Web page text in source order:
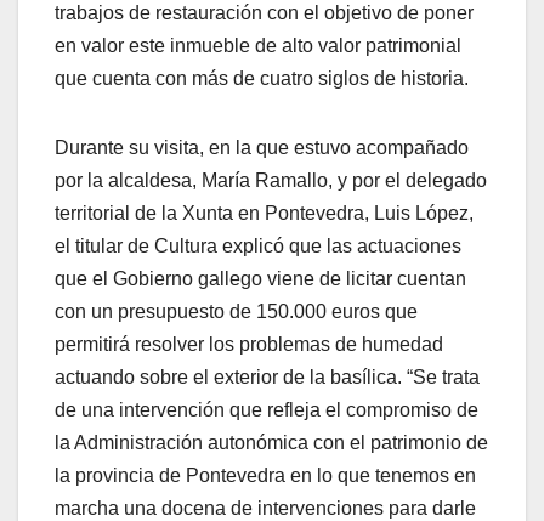
trabajos de restauración con el objetivo de poner
en valor este inmueble de alto valor patrimonial
que cuenta con más de cuatro siglos de historia.
Durante su visita, en la que estuvo acompañado
por la alcaldesa, María Ramallo, y por el delegado
territorial de la Xunta en Pontevedra, Luis López,
el titular de Cultura explicó que las actuaciones
que el Gobierno gallego viene de licitar cuentan
con un presupuesto de 150.000 euros que
permitirá resolver los problemas de humedad
actuando sobre el exterior de la basílica. “Se trata
de una intervención que refleja el compromiso de
la Administración autonómica con el patrimonio de
la provincia de Pontevedra en lo que tenemos en
marcha una docena de intervenciones para darle